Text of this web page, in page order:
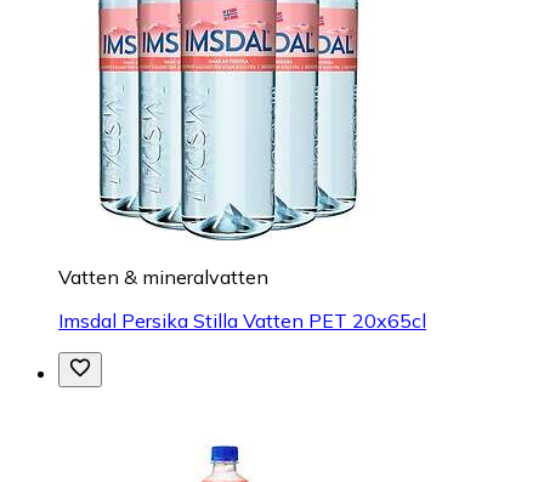
Vatten & mineralvatten
Imsdal Persika Stilla Vatten PET 20x65cl